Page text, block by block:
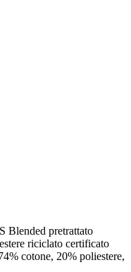
Blended pretrattato
riciclato certificato
cotone, 20% poliestere,